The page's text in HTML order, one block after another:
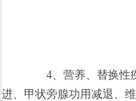
4、营养、替换性疾
进、甲状旁腺功用减退、维